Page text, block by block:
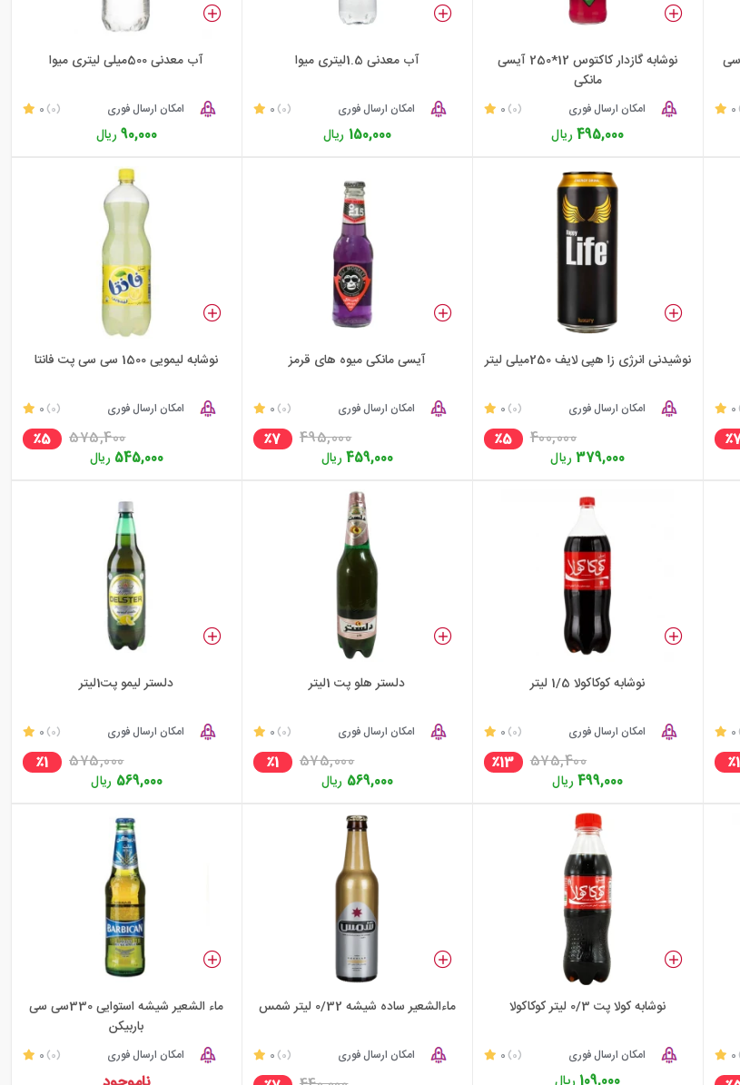
300سی سی
0
نوشابه گازدار کاکتوس 12*250 آیسی
مانکی
امکان ارسال فوری 0 (0)
495,000ریال
آب معدنی 1.5لیتری میوا
امکان ارسال فوری 0 (0)
150,000 ریال
آب معدنی 500میلی لیتری میوا
امکان ارسال فوری 0 (0)
90,000ریال
0
نوشیدنی انرژی زا هپی لایف 250میلی لیتر
امکان ارسال فوری 0 (0)
400,000 ٪5
379,000ریال
آیسی مانکی میوه های قرمز
امکان ارسال فوری 0 (0)
495,000 ٪7
459,000ریال
نوشابه لیمویی 1500 سی سی پت فانتا
امکان ارسال فوری 0 (0)
575,400 ٪5
545,000 ریال
0
٪1
نوشابه کوکاکولا 1/5 لیتر
امکان ارسال فوری 0 (0)
575,400 ٪13
499,000ریال
دلستر هلو پت 1لیتر
امکان ارسال فوری 0 (0)
575,000 ٪1
569,000 ریال
دلستر لیمو پت1لیتر
امکان ارسال فوری 0 (0)
575,000 ٪1
569,000 ریال
0
نوشابه کولا پت 0/3 لیتر کوکاکولا
امکان ارسال فوری 0 (0)
ماءالشعیر ساده شیشه 0/32 لیتر شمس
امکان ارسال فوری 0 (0)
ماء الشعیر شیشه استوایی 330سی سی
باربیکن
امکان ارسال فوری 0 (0)